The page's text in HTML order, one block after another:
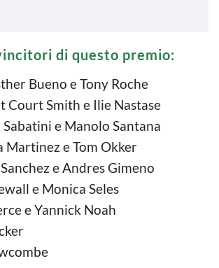
di questo premio:
Bueno e Tony Roche
Court Smith e Ilie Nastase
e Manolo Santana
Martinez e Tom Okker
e Andres Gimeno
e Monica Seles
e Yannick Noah